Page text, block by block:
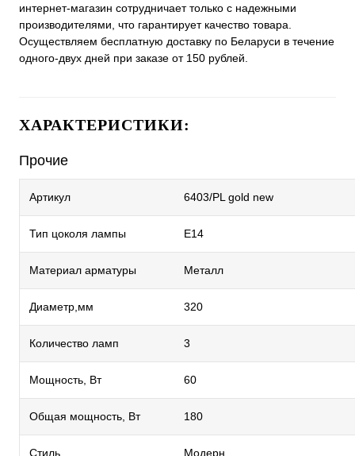
интернет-магазин сотрудничает только с надежными
производителями, что гарантирует качество товара.
Осуществляем бесплатную доставку по Беларуси в течение
одного-двух дней при заказе от 150 рублей.
ХАРАКТЕРИСТИКИ:
Прочие
Артикул 6403/PL gold new
Тип цоколя лампы E14
Материал арматуры Металл
Диаметр,мм 320
Количество ламп 3
Мощность, Вт 60
Общая мощность, Вт 180
Стиль Модерн